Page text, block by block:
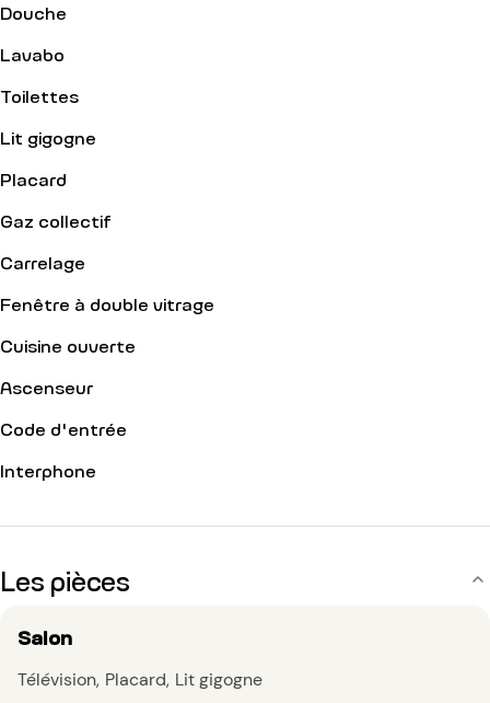
Douche
Lavabo
Toilettes
Lit gigogne
Placard
Gaz collectif
Carrelage
Fenêtre à double vitrage
Cuisine ouverte
Ascenseur
Code d'entrée
Interphone
Les pièces
Salon
Télévision Placard Lit gigogne